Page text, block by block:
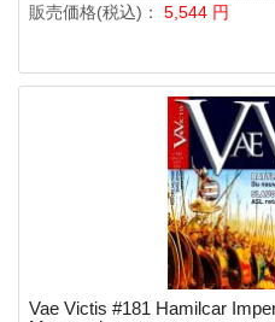
販売価格(税込)： 5,544 円
Vae Victis #181 Hamilcar